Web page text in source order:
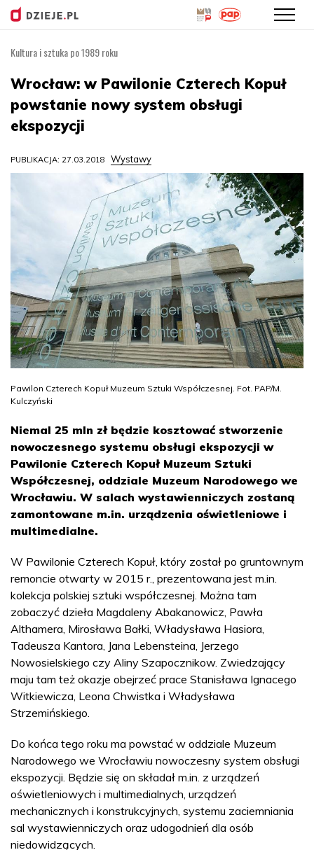
treści
Kultura i sztuka po 1989 roku
Wrocław: w Pawilonie Czterech Kopuł
powstanie nowy system obsługi
ekspozycji
PUBLIKACJA: 27.03.2018 Wystawy
Pawilon Czterech Kopuł Muzeum Sztuki Współczesnej. Fot. PAP/M.
Kulczyński
Niemal 25 mln zł będzie kosztować stworzenie
nowoczesnego systemu obsługi ekspozycji w
Pawilonie Czterech Kopuł Muzeum Sztuki
Współczesnej, oddziale Muzeum Narodowego we
Wrocławiu. W salach wystawienniczych zostaną
zamontowane m.in. urządzenia oświetleniowe i
multimedialne.
W Pawilonie Czterech Kopuł, który został po gruntownym
remoncie otwarty w 2015 r., prezentowana jest m.in.
kolekcja polskiej sztuki współczesnej. Można tam
zobaczyć dzieła Magdaleny Abakanowicz, Pawła
Althamera, Mirosława Bałki, Władysława Hasiora,
Tadeusza Kantora, Jana Lebensteina, Jerzego
Nowosielskiego czy Aliny Szapocznikow. Zwiedzający
maju tam też okazje obejrzeć prace Stanisława Ignacego
Witkiewicza, Leona Chwistka i Władysława
Strzemińskiego.
Do końca tego roku ma powstać w oddziale Muzeum
Narodowego we Wrocławiu nowoczesny system obsługi
ekspozycji. Będzie się on składał m.in. z urządzeń
oświetleniowych i multimedialnych, urządzeń
mechanicznych i konstrukcyjnych, systemu zaciemniania
sal wystawienniczych oraz udogodnień dla osób
niedowidzących.